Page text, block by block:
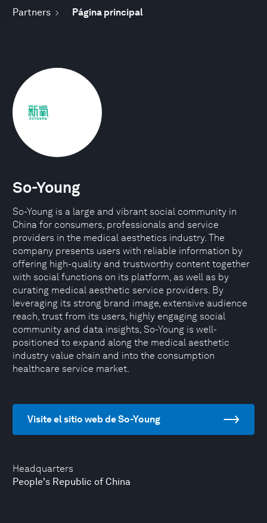
Partners Página principal
Headquarters
People's Republic of China
So-Young
So-Young is a large and vibrant social community in
China for consumers, professionals and service
providers in the medical aesthetics industry. The
company presents users with reliable information by
offering high-quality and trustworthy content together
with social functions on its platform, as well as by
curating medical aesthetic service providers. By
leveraging its strong brand image, extensive audience
reach, trust from its users, highly engaging social
community and data insights, So-Young is well-
positioned to expand along the medical aesthetic
industry value chain and into the consumption
healthcare service market.
Visite el sitio web de So-Young